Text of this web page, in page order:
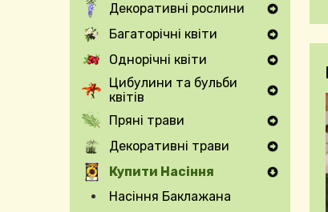
Декоративні рослини
Expand Secondary Navigation Menu
Багаторічні квіти
Expand Secondary Navigation Menu
Однорічні квіти
Expand Secondary Navigation Menu
Цибулини та бульби
квітів
Expand Secondary Navigation Menu
Пряні трави
Expand Secondary Navigation Menu
Декоративні трави
Expand Secondary Navigation Menu
Купити Насіння
Насіння Баклажана